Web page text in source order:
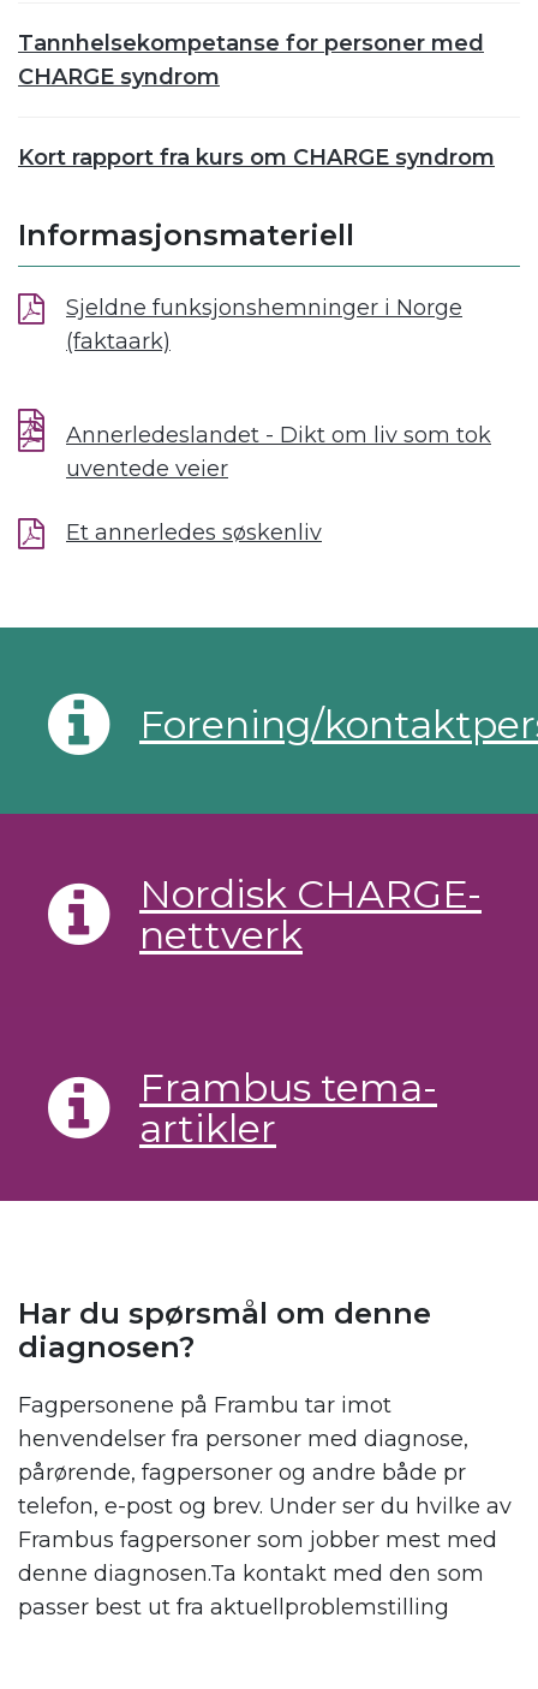
Tannhelsekompetanse for personer med
CHARGE syndrom
Kort rapport fra kurs om CHARGE syndrom
Informasjonsmateriell
Sjeldne funksjonshemninger i Norge
(faktaark)
Annerledeslandet - Dikt om liv som tok
uventede veier
Et annerledes søskenliv
Forening/
Nordisk CHARGE-
nettverk
Frambus tema-
artikler
Har du spørsmål om denne
diagnosen?
Fagpersonene på Frambu tar imot
henvendelser fra personer med diagnose,
pårørende, fagpersoner og andre både pr
telefon, e-post og brev. Under ser du hvilke av
Frambus fagpersoner som jobber mest med
denne diagnosen.Ta kontakt med den som
passer best ut fra aktuellproblemstilling